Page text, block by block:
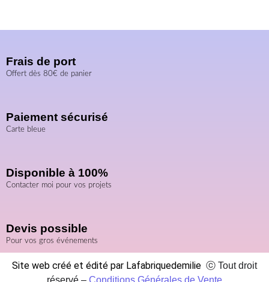
Frais de port
Offert dès 80€ de panier
Paiement sécurisé
Carte bleue
Disponible à 100%
Contacter moi pour vos projets
Devis possible
Pour vos gros événements
Site web créé et édité par Lafabriquedemilie ⓒ Tout droit